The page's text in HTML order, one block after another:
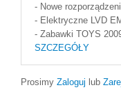
- Nowe
- Elektryczne LVD
- Zabawki TOYS
SZCZEGÓŁY
Prosimy Zaloguj lub